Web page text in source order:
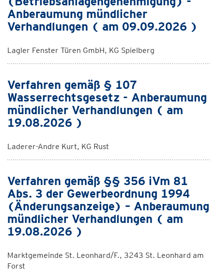
Anberaumung mündlicher
Verhandlungen ( am 09.09.2026 )
Lagler Fenster Türen GmbH, KG Spielberg
Verfahren gemäß § 107
Wasserrechtsgesetz - Anberaumung
mündlicher Verhandlungen ( am
19.08.2026 )
Laderer-Andre Kurt, KG Rust
Verfahren gemäß §§ 356 iVm 81
Abs. 3 der Gewerbeordnung 1994
(Änderungsanzeige) – Anberaumung
mündlicher Verhandlungen ( am
19.08.2026 )
Marktgemeinde St. Leonhard/F., 3243 St. Leonhard am
Forst